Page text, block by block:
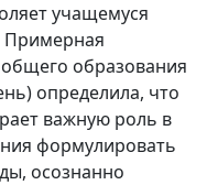
учащемуся
Примерная
образования
определила, что
важную роль в
формулировать
осознанно